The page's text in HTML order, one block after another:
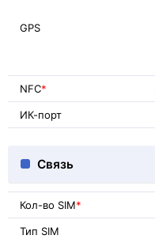
GPS
NFC*
ИК-порт
Связь
Кол-во SIM*
Тип SIM